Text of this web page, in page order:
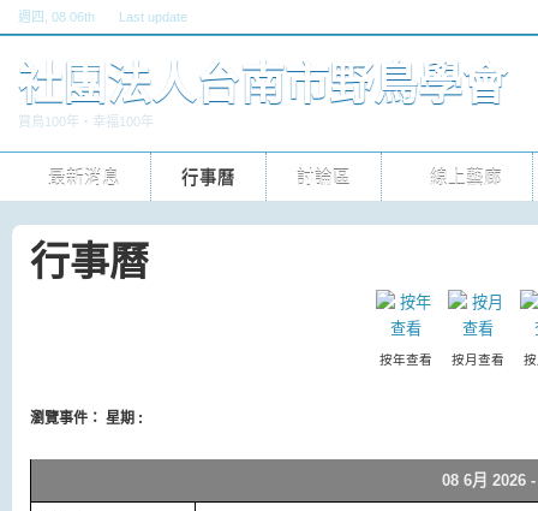
社團法人台南市野鳥學會
賞鳥100年‧幸福100年
週四 , 08 06th Last update
最新消息 行事曆 討論區 線上藝廊
行事曆
按年查看 按月查看
瀏覽事件： 星期 :
08 6月 2026